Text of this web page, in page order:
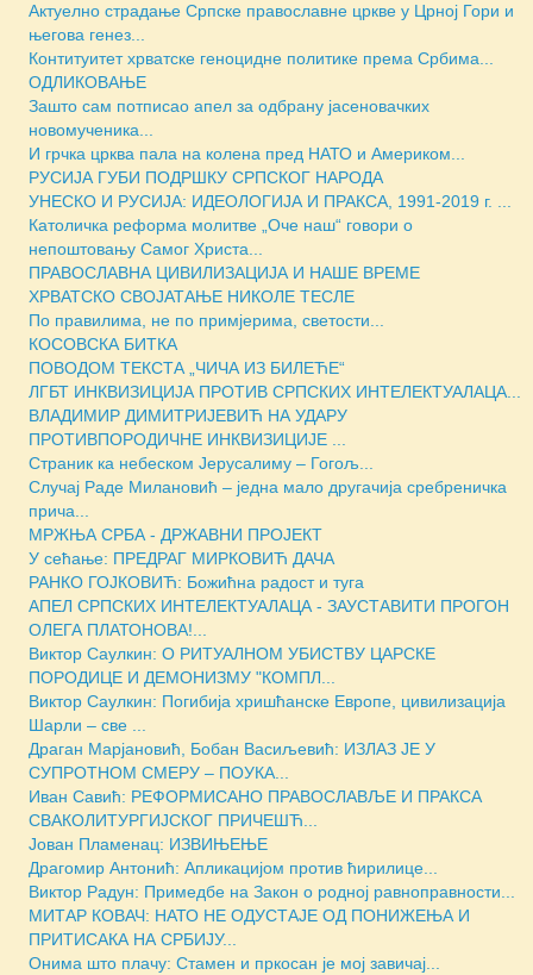
Актуелно страдање Српске православне цркве у Црној Гори и
његова генез...
Контитуитет хрватске геноцидне политике према Србима...
ОДЛИКОВАЊЕ
Зашто сам потписао апел за одбрану јасеновачких
новомученика...
И грчка црква пала на колена пред НАТО и Америком...
РУСИЈА ГУБИ ПОДРШКУ СРПСКОГ НАРОДА
УНЕСКО И РУСИЈА: ИДЕОЛОГИЈА И ПРАКСА, 1991-2019 г. ...
Католичка реформа молитве „Оче наш“ говори о
непоштовању Самог Христа...
ПРАВОСЛАВНА ЦИВИЛИЗАЦИЈА И НАШЕ ВРЕМЕ
ХРВАТСКО СВОЈАТАЊЕ НИКОЛЕ ТЕСЛЕ
По правилима, не по примјерима, светости...
КОСОВСКА БИТКА
ПОВОДОМ ТЕКСТА „ЧИЧА ИЗ БИЛЕЋЕ“
ЛГБТ ИНКВИЗИЦИЈА ПРОТИВ СРПСКИХ ИНТЕЛЕКТУАЛАЦА...
ВЛАДИМИР ДИМИТРИЈЕВИЋ НА УДАРУ
ПРОТИВПОРОДИЧНЕ ИНКВИЗИЦИЈЕ ...
Страник ка небеском Јерусалиму – Гогољ...
Случај Раде Милановић – једна мало другачија сребреничка
прича...
МРЖЊА СРБА - ДРЖАВНИ ПРОЈЕКТ
У сећање: ПРЕДРАГ МИРКОВИЋ ДАЧА
РАНКО ГОЈКОВИЋ: Божићна радост и туга
АПЕЛ СРПСКИХ ИНТЕЛЕКТУАЛАЦА - ЗАУСТАВИТИ ПРОГОН
ОЛЕГА ПЛАТОНОВА!...
Виктор Саулкин: О РИТУАЛНОМ УБИСТВУ ЦАРСКЕ
ПОРОДИЦЕ И ДЕМОНИЗМУ "КОМПЛ...
Виктор Саулкин: Погибија хришћанске Европе, цивилизација
Шарли – све ...
Драган Марјановић, Бобан Васиљевић: ИЗЛАЗ ЈЕ У
СУПРОТНОМ СМЕРУ – ПОУКА...
Иван Савић: РЕФОРМИСАНО ПРАВОСЛАВЉЕ И ПРАКСА
СВАКОЛИТУРГИЈСКОГ ПРИЧЕШЋ...
Јован Пламенац: ИЗВИЊЕЊЕ
Драгомир Антонић: Апликацијом против ћирилице...
Виктор Радун: Примедбе на Закон о родној равноправности...
МИТАР КОВАЧ: НАТО НЕ ОДУСТАЈЕ ОД ПОНИЖЕЊА И
ПРИТИСАКА НА СРБИЈУ...
Онима што плачу: Стамен и пркосан је мој завичај...